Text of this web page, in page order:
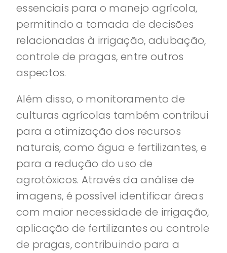
essenciais para o manejo agrícola,
permitindo a tomada de decisões
relacionadas à irrigação, adubação,
controle de pragas, entre outros
aspectos.
Além disso, o monitoramento de
culturas agrícolas também contribui
para a otimização dos recursos
naturais, como água e fertilizantes, e
para a redução do uso de
agrotóxicos. Através da análise de
imagens, é possível identificar áreas
com maior necessidade de irrigação,
aplicação de fertilizantes ou controle
de pragas, contribuindo para a